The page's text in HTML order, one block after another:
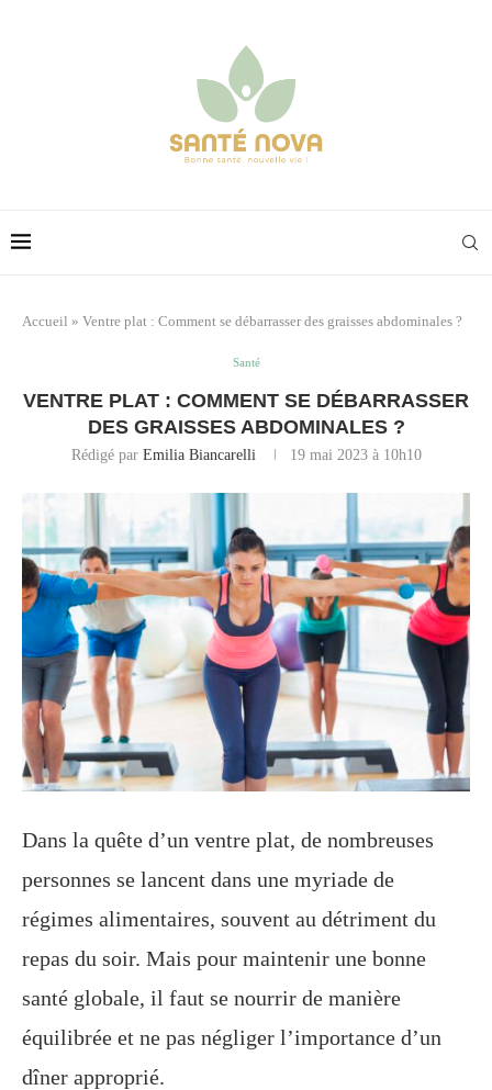
Accueil » Ventre plat : Comment se débarrasser des graisses abdominales ?
Santé
VENTRE PLAT : COMMENT SE DÉBARRASSER
DES GRAISSES ABDOMINALES ?
Rédigé par Emilia Biancarelli 19 mai 2023 à 10h10
Dans la quête d’un ventre plat, de nombreuses
personnes se lancent dans une myriade de
régimes alimentaires, souvent au détriment du
repas du soir. Mais pour maintenir une bonne
santé globale, il faut se nourrir de manière
équilibrée et ne pas négliger l’importance d’un
dîner approprié.